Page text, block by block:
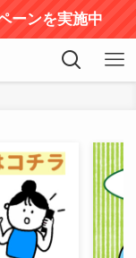
ーンを実施中